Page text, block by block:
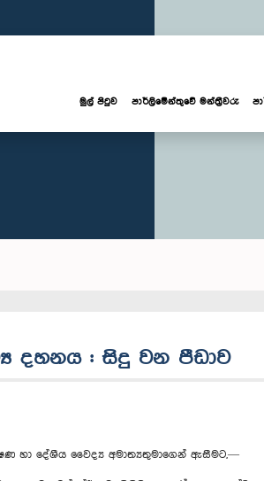
මුල් පිටුව පාර්ලි‌මේන්තුවේ මන්ත්‍රීවරු
දහනය : සිදු වන පීඩාව
හා දේශීය වෛද්‍ය අමාත්‍යතුමාගෙන් ඇසීමට,—